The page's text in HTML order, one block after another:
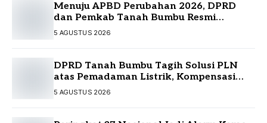
Menuju APBD Perubahan 2026, DPRD
dan Pemkab Tanah Bumbu Resmi
Sepakati KUA-PPAS
5 AGUSTUS 2026
DPRD Tanah Bumbu Tagih Solusi PLN
atas Pemadaman Listrik, Kompensasi
Pelanggan Belum Diputuskan
5 AGUSTUS 2026